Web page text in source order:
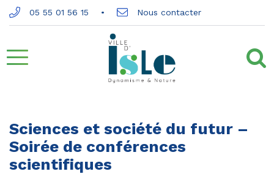
Gestion des traceurs
05 55 01 56 15 Nous contacter
Aller
la
navigation
Sciences et société du futur –
Soirée de conférences
scientifiques